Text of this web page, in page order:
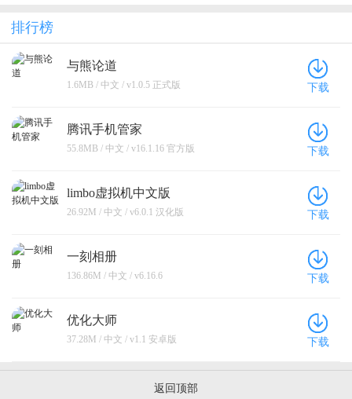
排行榜
与熊论道
1.6MB / 中文 / v1.0.5 正式版 下载
腾讯手机管家
55.8MB / 中文 / v16.1.16 官方版 下载
limbo虚拟机中文版
26.92M / 中文 / v6.0.1 汉化版 下载
一刻相册
136.86M / 中文 / v6.16.6 下载
优化大师
37.28M / 中文 / v1.1 安卓版 下载
返回顶部